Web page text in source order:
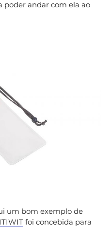
poder andar com ela ao
um bom exemplo de
ITIWIT foi concebida para